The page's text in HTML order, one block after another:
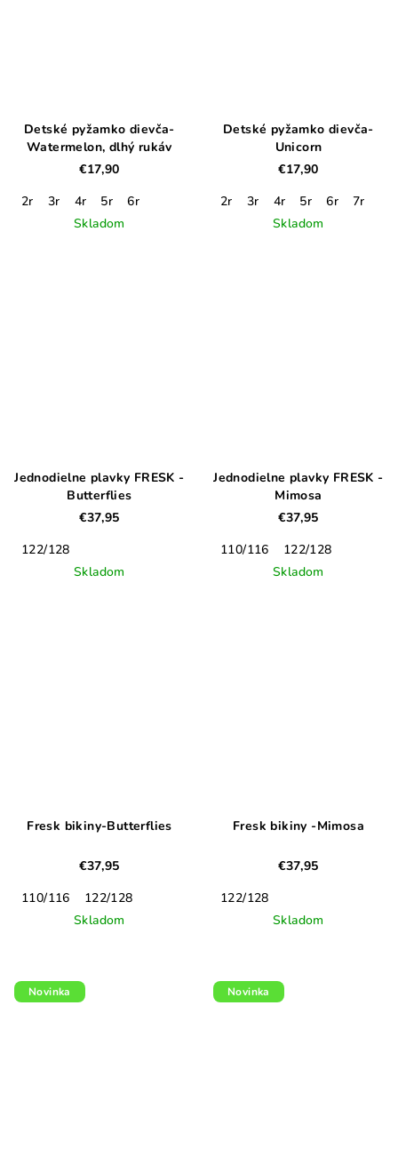
Detské pyžamko dievča-
Watermelon, dlhý rukáv
€17,90
2r
3r 4r 5r
6r
Skladom
Detské pyžamko dievča-
Unicorn
€17,90
2r
3r 4r 5r 6r
7r
Skladom
Jednodielne plavky FRESK -
Butterflies
€37,95
122/128
Skladom
Jednodielne plavky FRESK -
Mimosa
€37,95
110/116
122/128
Skladom
Fresk bikiny-Butterflies
€37,95
110/116
122/128
Skladom
Fresk bikiny -Mimosa
€37,95
122/128
Skladom
Novinka Novinka